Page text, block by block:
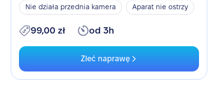
Nie działa przednia kamera
Aparat nie ostrzy
99,00 zł od 3h
Zleć naprawę